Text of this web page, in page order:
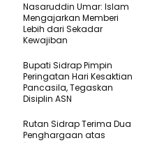
Nasaruddin Umar: Islam
Mengajarkan Memberi
Lebih dari Sekadar
Kewajiban
Bupati Sidrap Pimpin
Peringatan Hari Kesaktian
Pancasila, Tegaskan
Disiplin ASN
Rutan Sidrap Terima Dua
Penghargaan atas